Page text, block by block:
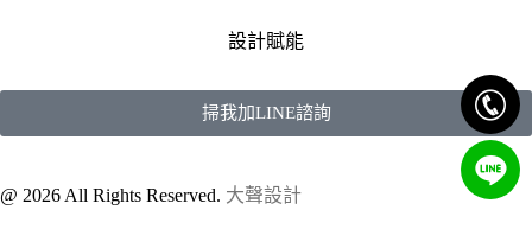
設計賦能
掃我加LINE諮詢
@ 2026 All Rights Reserved. 大聲設計